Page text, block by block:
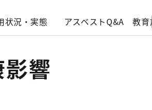
状況・実態 アスベストQ&A 教育
響